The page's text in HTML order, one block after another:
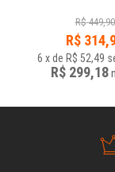
R$ 449,90
R$
6 xde R$ 52,49
R$ 299,18